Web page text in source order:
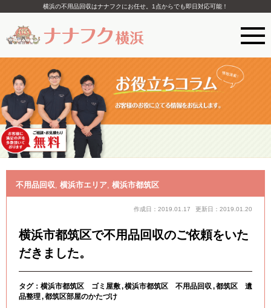
横浜の不用品回収はナナフクにお任せ。1点からでも即日対応可能！
不用品回収, 横浜市エリア, 横浜市都筑区
作成日：2019.01.17 更新日：2019.01.20
横浜市都筑区で不用品回収のご依頼をいた
だきました。
タグ： 横浜市都筑区 ゴミ屋敷 横浜市都筑区 不用品回収
都筑区 遺
品整理 都筑区部屋のかたづけ